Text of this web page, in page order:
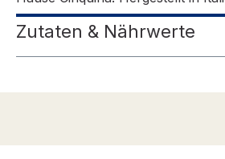
Zutaten & Nährwerte